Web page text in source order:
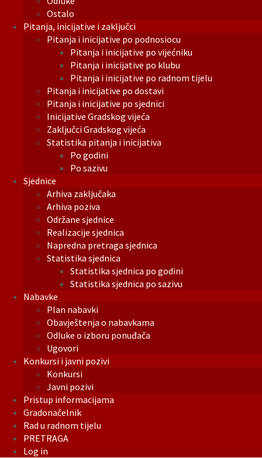
Ostalo
Pitanja, inicijative i zaključci
Pitanja i inicijative po podnosiocu
Pitanja i inicijative po vijećniku
Pitanja i inicijative po klubu
Pitanja i inicijative po radnom tijelu
Pitanja i inicijative po dostavi
Pitanja i inicijative po sjednici
Inicijative Gradskog vijeća
Zaključci Gradskog vijeća
Statistika pitanja i inicijativa
Po godini
Po sazivu
Sjednice
Arhiva zaključaka
Arhiva poziva
Održane sjednice
Realizacije sjednica
Napredna pretraga sjednica
Statistika sjednica
Statistika sjednica po godini
Statistika sjednica po sazivu
Nabavke
Plan nabavki
Obavještenja o nabavkama
Odluke o izboru ponuđača
Ugovori
Konkursi i javni pozivi
Konkursi
Javni pozivi
Pristup informacijama
Gradonačelnik
Rad u radnom tijelu
PRETRAGA
Log in